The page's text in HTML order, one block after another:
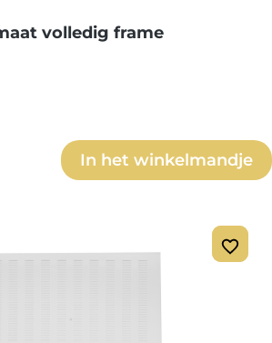
volledig frame
Voer de
In het winkelmandje